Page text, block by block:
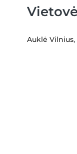
Auklė Vilnius